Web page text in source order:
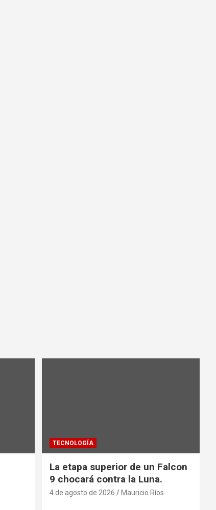
TECNOLOGÍA
La etapa superior de un Falcon
9 chocará contra la Luna.
4 de agosto de 2026 Mauricio Ríos